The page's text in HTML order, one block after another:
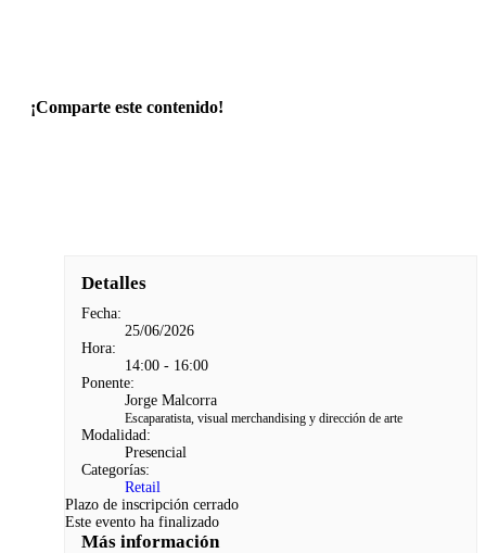
¡Comparte este contenido!
Detalles
Fecha:
25/06/2026
Hora:
14:00 - 16:00
Ponente:
Jorge Malcorra
Escaparatista, visual merchandising y dirección de arte
Modalidad:
Presencial
Categorías:
Retail
Plazo de inscripción cerrado
Este evento ha finalizado
Más información